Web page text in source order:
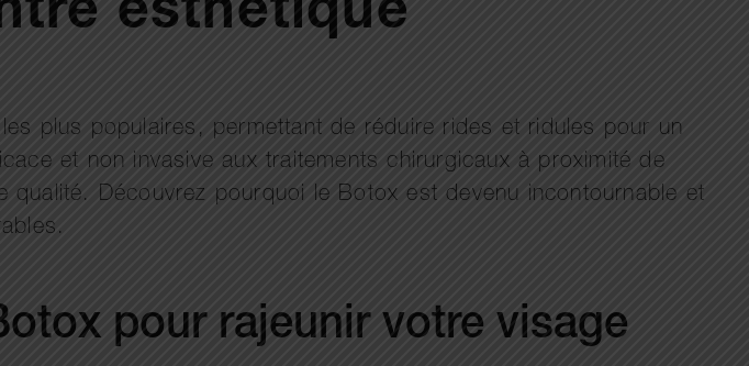
esthétique
plus populaires, permettant de réduire rides et ridules pour un
et non invasive aux traitements chirurgicaux à proximité de
Découvrez pourquoi le Botox est devenu incontournable et
pour rajeunir votre visage